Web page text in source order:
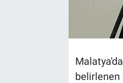
belirlenen